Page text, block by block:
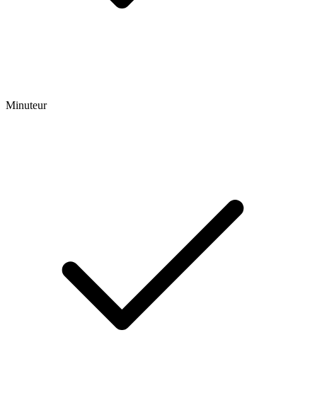
Minuteur